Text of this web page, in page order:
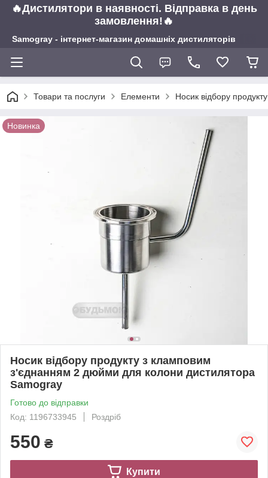
🔥Дистилятори в наявності. Відправка в день
замовлення!🔥
Samogray - інтернет-магазин домашніх дистиляторів
Товари та послуги Елементи Носик відбору
Новинка
Носик відбору продукту з кламповим
з'єднанням 2 дюйми для колони дистилятора
Samogray
Готово до відправки
Код: 1196733945
Роздріб
550 ₴
Купити